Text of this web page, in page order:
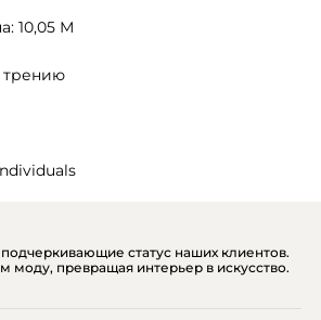
10,05 М
трению
статус наших клиентов.
превращая интерьер в искусство.